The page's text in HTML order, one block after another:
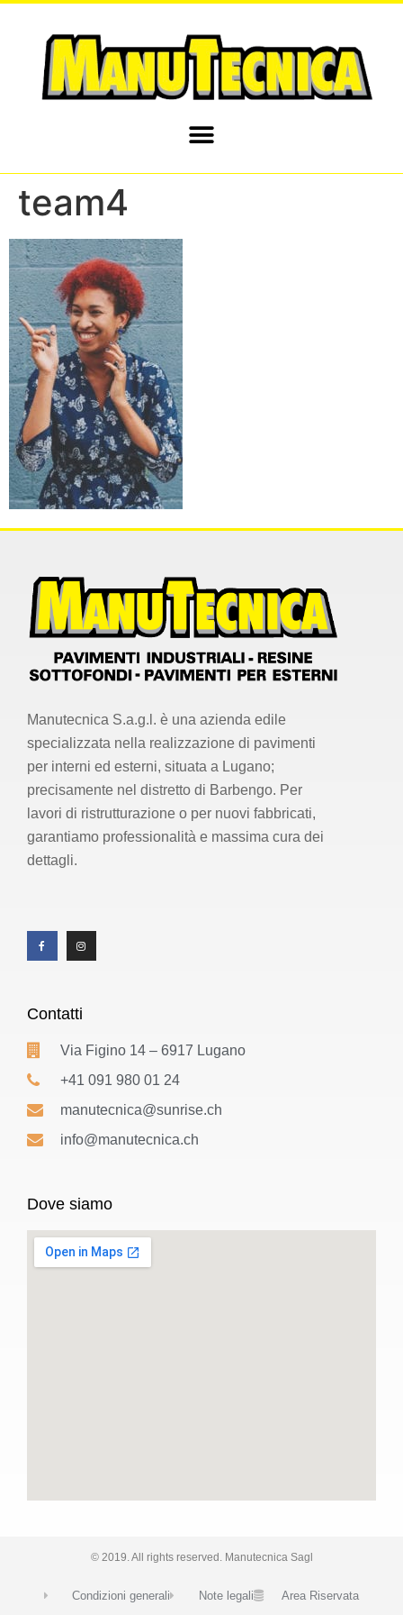
team4
Manutecnica S.a.g.l. è una azienda edile
specializzata nella realizzazione di pavimenti
per interni ed esterni, situata a Lugano;
precisamente nel distretto di Barbengo. Per
lavori di ristrutturazione o per nuovi fabbricati,
garantiamo professionalità e massima cura dei
dettagli.
Contatti
Via Figino 14 – 6917 Lugano
+41 091 980 01 24
manutecnica@sunrise.ch
info@manutecnica.ch
Dove siamo
© 2019. All rights reserved. Manutecnica Sagl
Condizioni generali Note legali Area Riservata